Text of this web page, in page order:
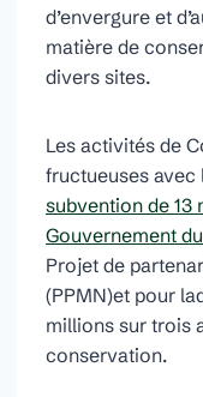
d’envergure et
matière de
divers sites.
Les activités de
fructueuses avec
subvention de 13
Gouvernement
Projet de
(PPMN)et pour
millions sur trois
conservation.